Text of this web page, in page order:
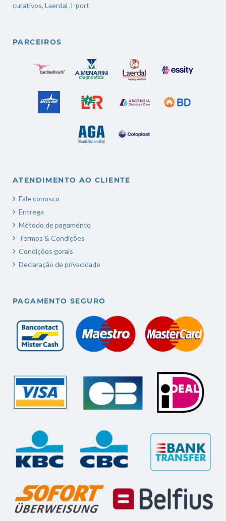
curativos, Laerdal ,I-port
PARCEIROS
ATENDIMENTO AO CLIENTE
Fale conosco
Entrega
Método de pagamento
Termos & Condições
Condições gerais
Declaração de privacidade
PAGAMENTO SEGURO